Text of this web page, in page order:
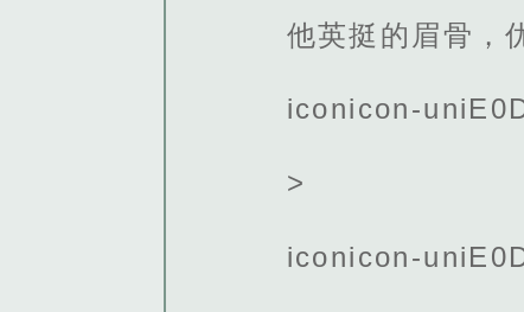
他英挺的眉骨，
iconicon-
>
iconicon-